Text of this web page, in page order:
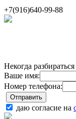
+7(916)640-99-88
Некогда
Ваше имя:
Номер телефона:
даю согласие на